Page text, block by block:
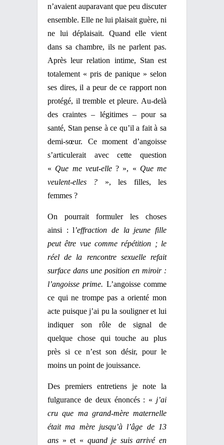
n’avaient auparavant que peu discuter
ensemble. Elle ne lui plaisait guère, ni
ne lui déplaisait. Quand elle vient
dans sa chambre, ils ne parlent pas.
Après leur relation intime, Stan est
totalement « pris de panique » selon
ses dires, il a peur de ce rapport non
protégé, il tremble et pleure. Au-delà
des craintes – légitimes – pour sa
santé, Stan pense à ce qu’il a fait à sa
demi-sœur. Ce moment d’angoisse
s’articulerait avec cette question
« Que me veut-elle? », « Que me
veulent-elles ? », les filles, les
femmes ?
On pourrait formuler les choses
ainsi : l’effraction de la jeune fille
peut être vue comme répétition ; le
réel de la rencontre sexuelle refait
surface dans une position en miroir :
l’angoisse prime. L’angoisse comme
ce qui ne trompe pas a orienté mon
acte puisque j’ai pu la souligner et lui
indiquer son rôle de signal de
quelque chose qui touche au plus
près si ce n’est son désir, pour le
moins un point de jouissance.
Des premiers entretiens je note la
fulgurance de deux énoncés : « j’ai
cru que ma grand-mère maternelle
était ma mère jusqu’à l’âge de 13
ans » et « quand je suis arrivé en